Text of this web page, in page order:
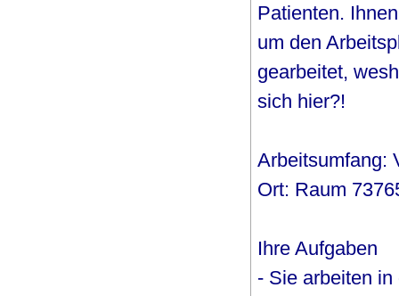
Patienten.
um den
gearbeitet,
sich hier?!
Arbeitsumfang:
Ort: Raum
Ihre Aufgaben
- Sie arbeiten